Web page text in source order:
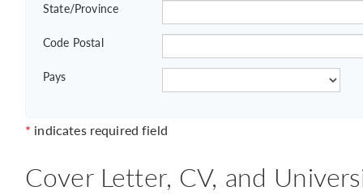
State/Province
Code Postal
Pays
* indicates required field
Cover Letter, CV, and